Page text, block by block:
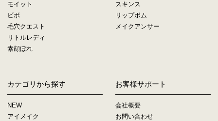
モイット
ビボ
毛穴クエスト
リトルレディ
素顔ぼれ
スキンス
リップボム
メイクアンサー
カテゴリから探す
NEW
アイメイク
お客様サポート
会社概要
お問い合わせ